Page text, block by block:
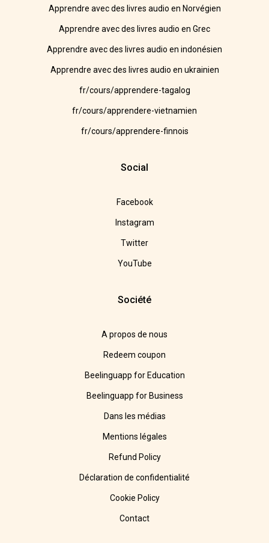
Apprendre avec des livres audio en Norvégien
Apprendre avec des livres audio en Grec
Apprendre avec des livres audio en indonésien
Apprendre avec des livres audio en ukrainien
fr/cours/apprendere-tagalog
fr/cours/apprendere-vietnamien
fr/cours/apprendere-finnois
Social
Facebook
Instagram
Twitter
YouTube
Société
A propos de nous
Redeem coupon
Beelinguapp for Education
Beelinguapp for Business
Dans les médias
Mentions légales
Refund Policy
Déclaration de confidentialité
Cookie Policy
Contact